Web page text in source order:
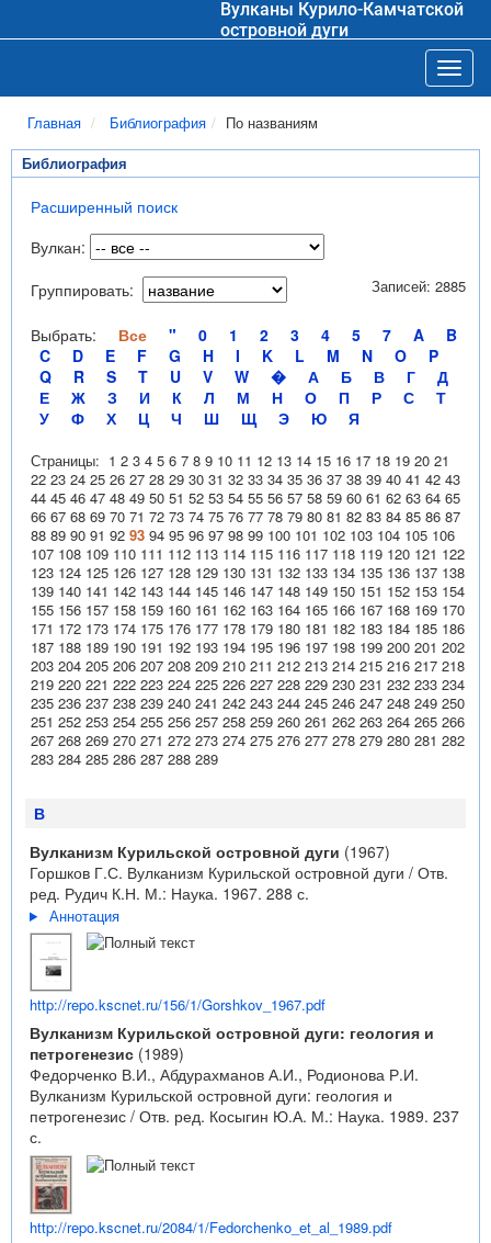
Вулканы Курило-Камчатской
островной дуги
Главная Библиография По названиям
Библиография
Расширенный поиск
Вулкан:
Группировать:
Выбрать: Все " 0 1 2 3 4 5 7 A
B
C
D E F G H I K L M N O
P
Q
R S T U V W � А Б В Г
Д
Е
Ж З И К Л М Н О П Р С
Т
У
Ф Х Ц Ч Ш Щ Э Ю Я
Записей: 2885
Страницы: 1 2 3 4 5 6 7 8 9 10 11 12 13 14 15 16 17 18 19 20 21
22 23 24 25 26 27 28 29 30 31 32 33 34 35 36 37 38 39 40 41 42 43
44 45 46 47 48 49 50 51 52 53 54 55 56 57 58 59 60 61 62 63 64 65
66 67 68 69 70 71 72 73 74 75 76 77 78 79 80 81 82 83 84 85 86 87
88 89 90 91 92 93 94 95 96 97 98 99 100 101 102 103 104 105 106
107 108 109 110 111 112 113 114 115 116 117 118 119 120 121 122
123 124 125 126 127 128 129 130 131 132 133 134 135 136 137 138
139 140 141 142 143 144 145 146 147 148 149 150 151 152 153 154
155 156 157 158 159 160 161 162 163 164 165 166 167 168 169 170
171 172 173 174 175 176 177 178 179 180 181 182 183 184 185 186
187 188 189 190 191 192 193 194 195 196 197 198 199 200 201 202
203 204 205 206 207 208 209 210 211 212 213 214 215 216 217 218
219 220 221 222 223 224 225 226 227 228 229 230 231 232 233 234
235 236 237 238 239 240 241 242 243 244 245 246 247 248 249 250
251 252 253 254 255 256 257 258 259 260 261 262 263 264 265 266
267 268 269 270 271 272 273 274 275 276 277 278 279 280 281 282
283 284 285 286 287 288 289
В
Вулканизм Курильской островной дуги (1967)
Горшков Г.С. Вулканизм Курильской островной дуги / Отв.
ред. Рудич К.Н. М.: Наука. 1967. 288 с.
Аннотация
http://repo.kscnet.ru/156/1/Gorshkov_1967.pdf
Вулканизм Курильской островной дуги: геология и
петрогенезис (1989)
Федорченко В.И., Абдурахманов А.И., Родионова Р.И.
Вулканизм Курильской островной дуги: геология и
петрогенезис / Отв. ред. Косыгин Ю.А. М.: Наука. 1989. 237
с.
http://repo.kscnet.ru/2084/1/Fedorchenko_et_al_1989.pdf